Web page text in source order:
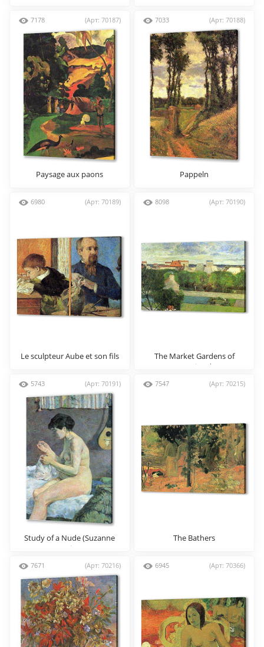
7178 (Арт: 70187)
Paysage aux paons
7033 (Арт: 70188)
Pappeln
6980 (Арт: 70189)
Le sculpteur Aube et son fils
8098 (Арт: 70190)
The Market Gardens of
Vaugirard
5743 (Арт: 70191)
Study of a Nude (Suzanne
Sewing)
7547 (Арт: 70215)
The Bathers
7671 (Арт: 70216) 6945 (Арт: 70366)